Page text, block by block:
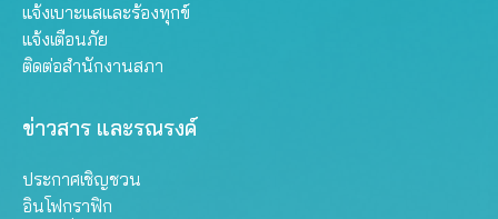
แจ้งเบาะแสและร้องทุกข์
แจ้งเตือนภัย
ติดต่อสำนักงานสภา
ข่าวสาร และรณรงค์
ประกาศเชิญชวน
อินโฟกราฟิก